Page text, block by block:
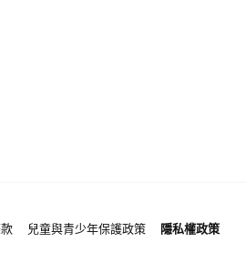
兒童與青少年保護政策
隱私權政策